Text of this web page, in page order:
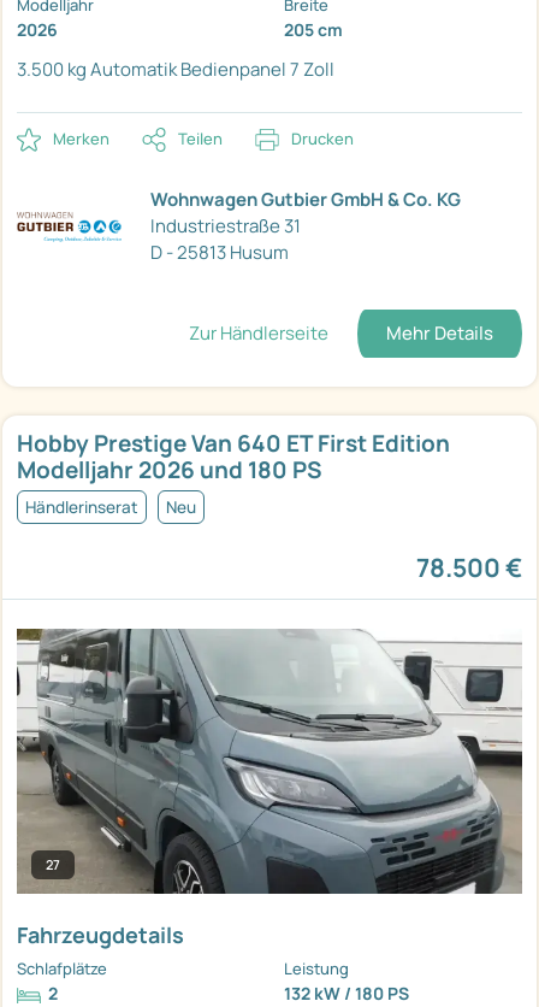
Modelljahr
2026
Breite
205 cm
3.500 kgAutomatikBedienpanel 7 Zoll
Merken Teilen Drucken
Wohnwagen Gutbier GmbH & Co. KG
Industriestraße 31
D - 25813 Husum
Zur Händlerseite Mehr Details
Hobby Prestige Van 640 ET First Edition
Modelljahr 2026 und 180 PS
Händlerinserat Neu
78.500 €
27
Fahrzeugdetails
Schlafplätze
2
Leistung
132 kW / 180 PS